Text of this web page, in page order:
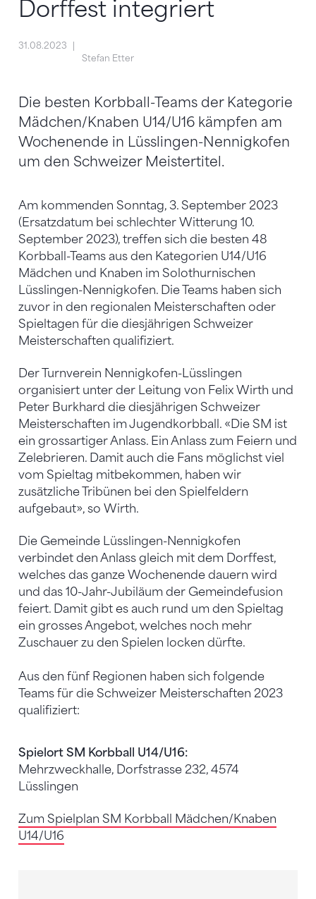
Dorffest integriert
31.08.2023
Stefan Etter
Die besten Korbball-Teams der Kategorie
Mädchen/Knaben U14/U16 kämpfen am
Wochenende in Lüsslingen-Nennigkofen
um den Schweizer Meistertitel.
Am kommenden Sonntag, 3. September 2023
(Ersatzdatum bei schlechter Witterung 10.
September 2023), treffen sich die besten 48
Korbball-Teams aus den Kategorien U14/U16
Mädchen und Knaben im Solothurnischen
Lüsslingen-Nennigkofen. Die Teams haben sich
zuvor in den regionalen Meisterschaften oder
Spieltagen für die diesjährigen Schweizer
Meisterschaften qualifiziert.
Der Turnverein Nennigkofen-Lüsslingen
organisiert unter der Leitung von Felix Wirth und
Peter Burkhard die diesjährigen Schweizer
Meisterschaften im Jugendkorbball. «Die SM ist
ein grossartiger Anlass. Ein Anlass zum Feiern und
Zelebrieren. Damit auch die Fans möglichst viel
vom Spieltag mitbekommen, haben wir
zusätzliche Tribünen bei den Spielfeldern
aufgebaut», so Wirth.
Die Gemeinde Lüsslingen-Nennigkofen
verbindet den Anlass gleich mit dem Dorffest,
welches das ganze Wochenende dauern wird
und das 10-Jahr-Jubiläum der Gemeindefusion
feiert. Damit gibt es auch rund um den Spieltag
ein grosses Angebot, welches noch mehr
Zuschauer zu den Spielen locken dürfte.
Aus den fünf Regionen haben sich folgende
Teams für die Schweizer Meisterschaften 2023
qualifiziert:
Spielort SM Korbball U14/U16:
Mehrzweckhalle, Dorfstrasse 232, 4574
Lüsslingen
Zum Spielplan SM Korbball Mädchen/Knaben
U14/U16